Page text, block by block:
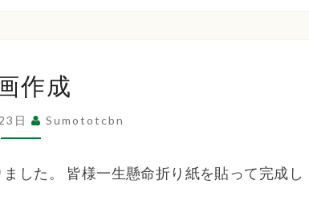
ビ
ア
ガ
デ
画
作
成
作成
日 Sumototcbn
した。 皆様一生懸命折り紙を貼って完成し